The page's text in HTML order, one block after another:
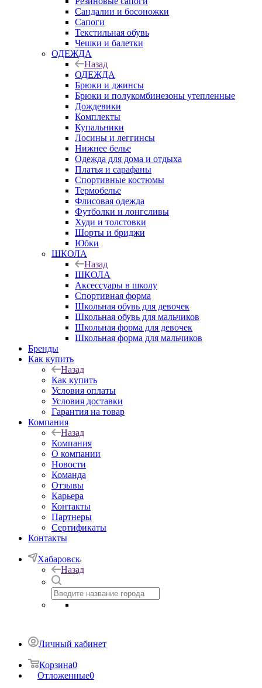
Сандалии и босоножки
Сапоги
Текстильная обувь
Чешки и балетки
ОДЕЖДА
Назад
ОДЕЖДА
Брюки и джинсы
Брюки и полукомбинезоны утепленные
Дождевики
Комплекты
Купальники
Лосины и леггинсы
Нижнее белье
Одежда для дома и отдыха
Платья и сарафаны
Спортивные костюмы
Термобелье
Флисовая одежда
Футболки и лонгсливы
Худи и толстовки
Шорты и бриджи
Юбки
ШКОЛА
Назад
ШКОЛА
Аксессуары в школу
Спортивная форма
Школьная обувь для девочек
Школьная обувь для мальчиков
Школьная форма для девочек
Школьная форма для мальчиков
Бренды
Как купить
Назад
Как купить
Условия оплаты
Условия доставки
Гарантия на товар
Компания
Назад
Компания
О компании
Новости
Команда
Отзывы
Карьера
Контакты
Партнеры
Сертификаты
Контакты
Хабаровск
Назад
Личный кабинет
Корзина0
Отложенные0